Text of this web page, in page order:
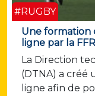
#RUGBY
Une formation
ligne par la FFR
La Direction
(DTNA) a créé
ligne afin de